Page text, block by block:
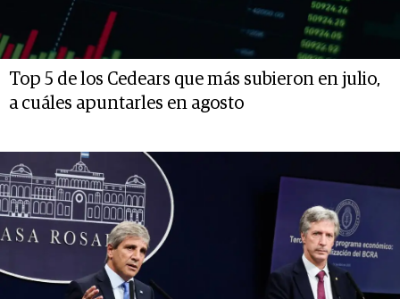
Top 5 de los Cedears que más subieron en julio,
a cuáles apuntarles en agosto